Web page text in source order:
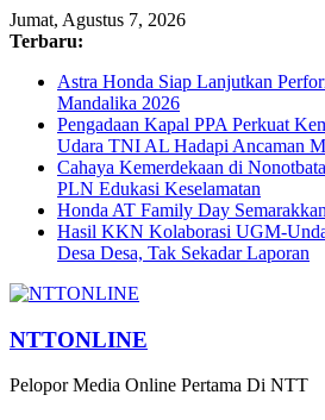
Jumat, Agustus 7, 2026
Terbaru:
Astra Honda Siap Lanjutkan
Mandalika 2026
Pengadaan Kapal PPA Perkuat
Udara TNI AL Hadapi Ancaman
Cahaya Kemerdekaan di
PLN Edukasi Keselamatan
Honda AT Family Day
Hasil KKN Kolaborasi UGM-
Desa Desa, Tak Sekadar Laporan
NTTONLINE
Pelopor Media Online Pertama Di NTT